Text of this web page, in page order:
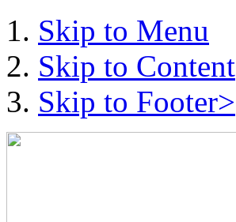
Skip to Menu
Skip to Content
Skip to Footer>